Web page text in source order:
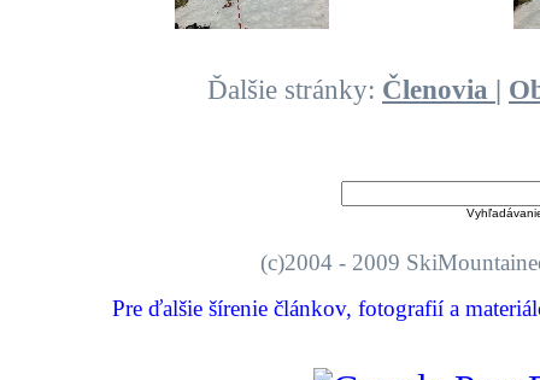
Ďalšie stránky: Členovia |
(c)2004 - 2009
Pre ďalšie šírenie článkov, fotografií a